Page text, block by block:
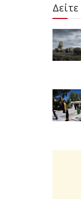
Δείτε